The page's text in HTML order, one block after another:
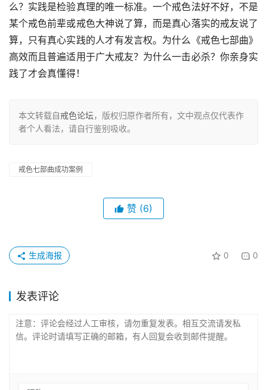
么？实践是检验真理的唯一标准。一个戒色法好不好，不是
某个戒色前辈或戒色大神说了算，而是真心落实的戒友说了
算，只有真心实践的人才有发言权。为什么《戒色七部曲》
高效而且普遍适用于广大戒友？为什么一击必杀？你亲身实
践了才会真懂得！
本文转载自戒色论坛，版权归原作者所有，文中观点仅代表作
者个人看法，请自行鉴别吸收。
戒色七部曲成功案例
赞 (6)
0 0
生成海报
发表评论